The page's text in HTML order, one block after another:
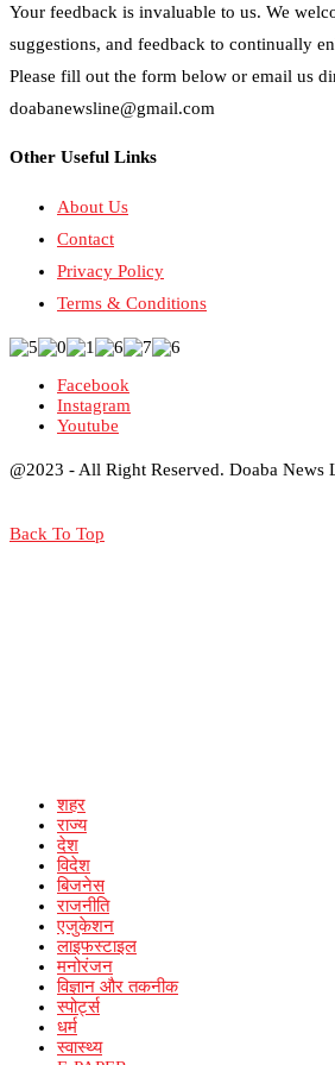
Your feedback is invaluable to us. We
suggestions, and feedback to continually
Please fill out the form below or email us
doabanewsline@gmail.com
Other Useful Links
About Us
Contact
Privacy Policy
Terms & Conditions
Facebook
Instagram
Youtube
@2023 - All Right Reserved. Doaba News
Back To Top
शहर
राज्य
देश
विदेश
बिजनेस
राजनीति
एजुकेशन
लाइफस्टाइल
मनोरंजन
विज्ञान और तकनीक
स्पोर्ट्स
धर्म
स्वास्थ्य